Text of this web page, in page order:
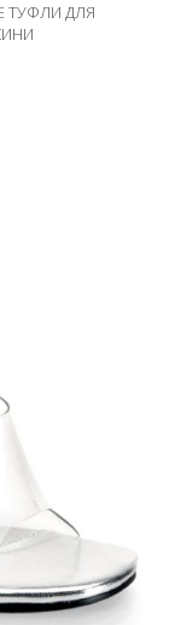
ТУФЛИ ДЛЯ